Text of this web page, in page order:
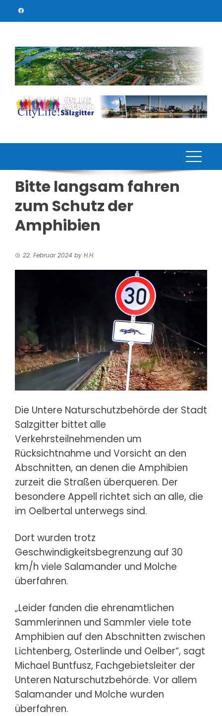
Bitte langsam fahren
zum Schutz der
Amphibien
22. Februar 2024 by H.H.
Die Untere Naturschutzbehörde der Stadt
Salzgitter bittet alle
Verkehrsteilnehmenden um
Rücksichtnahme und Vorsicht an den
Abschnitten, an denen die Amphibien
zurzeit die Straßen überqueren. Der
besondere Appell richtet sich an alle, die
im Oelbertal unterwegs sind.
Dort wurden trotz
Geschwindigkeitsbegrenzung auf 30
km/h viele Salamander und Molche
überfahren.
„Leider fanden die ehrenamtlichen
Sammlerinnen und Sammler viele tote
Amphibien auf den Abschnitten zwischen
Lichtenberg, Osterlinde und Oelber“, sagt
Michael Buntfusz, Fachgebietsleiter der
Unteren Naturschutzbehörde. Vor allem
Salamander und Molche wurden
überfahren.